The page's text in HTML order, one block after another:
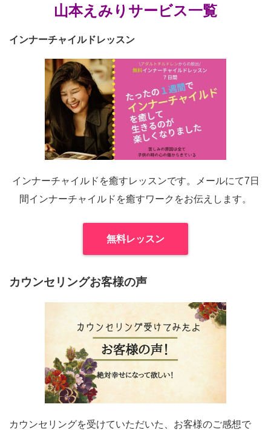
山本えみりサービス一覧
インナーチャイルドレッスン
インナーチャイルドを癒すレッスンです。メールにて7日
間インナーチャイルドを癒すワークをお伝えします。
無料レッスン
カウンセリングお客様の声
カウンセリングを受けていただいた、お客様のご感想で